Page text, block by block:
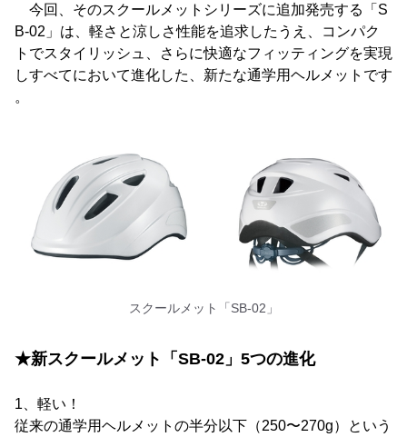
今回、そのスクールメットシリーズに追加発売する「S
B-02」は、軽さと涼しさ性能を追求したうえ、コンパク
トでスタイリッシュ、さらに快適なフィッティングを実現
しすべてにおいて進化した、新たな通学用ヘルメットです
。
スクールメット「SB-02」
★新スクールメット「SB-02」5つの進化
1、軽い！
従来の通学用ヘルメットの半分以下（250〜270g）という